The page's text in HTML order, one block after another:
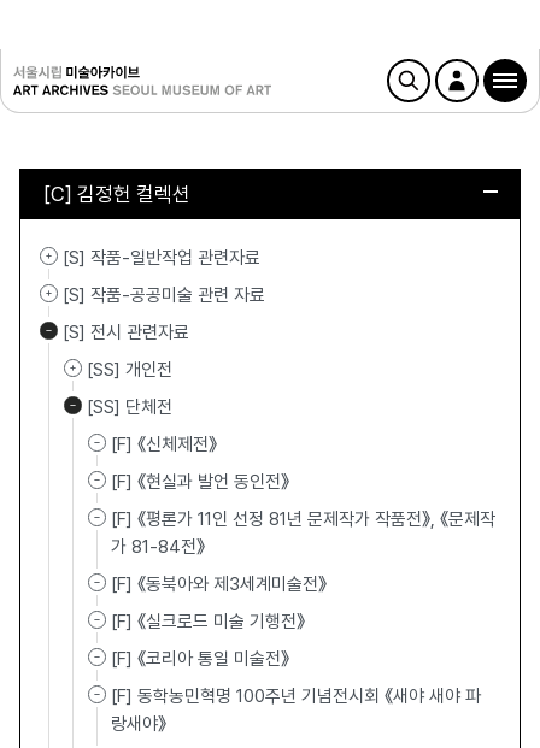
[C] 김정헌 컬렉션
[S] 작품-일반작업 관련자료
[S] 작품-공공미술 관련 자료
[S] 전시 관련자료
[SS] 개인전
[SS] 단체전
[F] 《신체제전》
[F] 《현실과 발언 동인전》
[F] 《평론가 11인 선정 81년 문제작가 작품전》, 《문제작
가 81-84전》
[F] 《동북아와 제3세계미술전》
[F] 《실크로드 미술 기행전》
[F] 《코리아 통일 미술전》
[F] 동학농민혁명 100주년 기념전시회 《새야 새야 파
랑새야》